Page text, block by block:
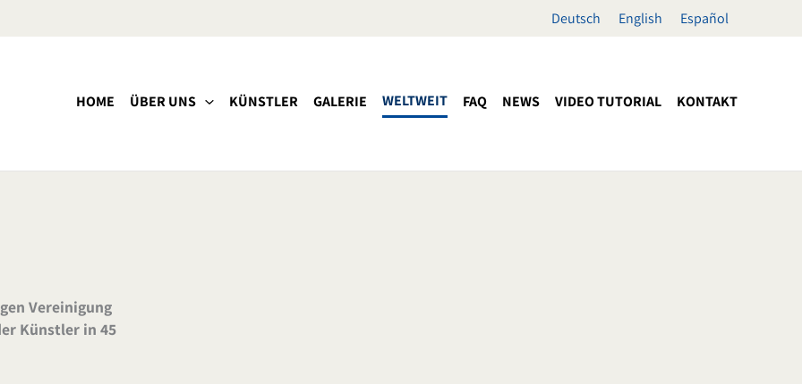
Deutsch English Español
HOME ÜBER UNS KÜNSTLER GALERIE WELTWEIT FAQ NEWS VIDEO TUTORIAL KONTAKT
Vereinigung
Künstler in 45